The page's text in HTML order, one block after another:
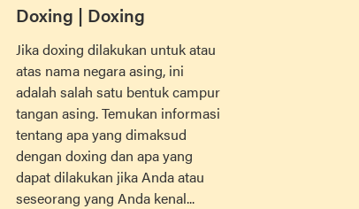
Doxing | Doxing
Jika doxing dilakukan untuk atau
atas nama negara asing, ini
adalah salah satu bentuk campur
tangan asing. Temukan informasi
tentang apa yang dimaksud
dengan doxing dan apa yang
dapat dilakukan jika Anda atau
seseorang yang Anda kenal...